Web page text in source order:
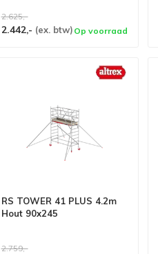
2.625,-
2.442,- (ex. btw) Op voorraad
RS TOWER 41 PLUS 4.2m
Hout 90x245
2.759,-